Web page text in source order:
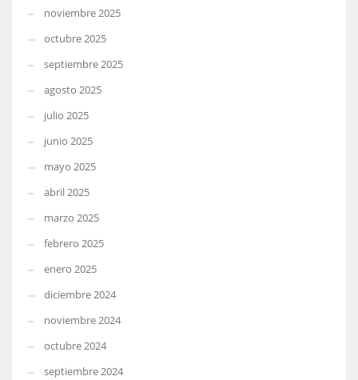
noviembre 2025
octubre 2025
septiembre 2025
agosto 2025
julio 2025
junio 2025
mayo 2025
abril 2025
marzo 2025
febrero 2025
enero 2025
diciembre 2024
noviembre 2024
octubre 2024
septiembre 2024